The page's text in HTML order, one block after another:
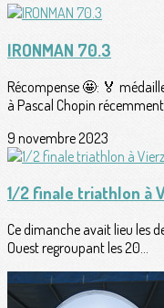
IRONMAN 70.3
Récompense 🤩: 🏅
à Pascal Chopin récemment...
9 novembre 2023
1/2 finale triathlon à
Ce dimanche avait lieu les
Ouest regroupant les 20...